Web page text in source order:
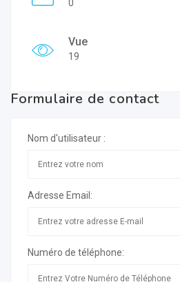
0
Vue
19
Formulaire de contact
Nom d'utilisateur :
Adresse Email:
Numéro de téléphone: